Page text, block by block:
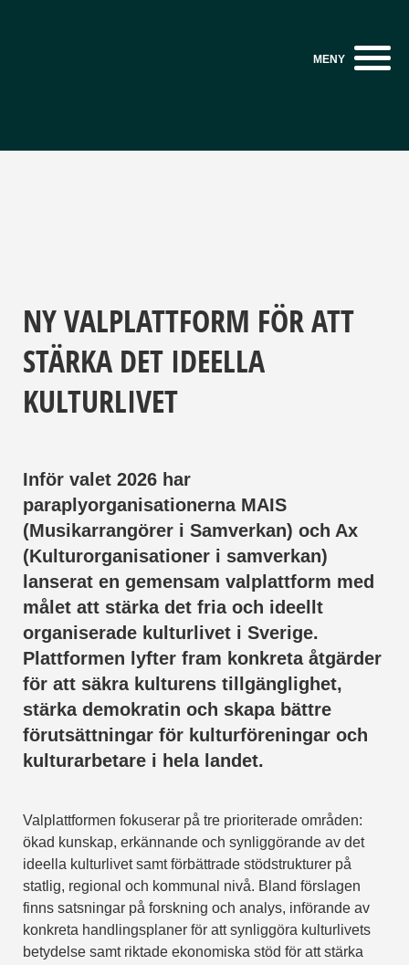
NY VALPLATTFORM FÖR ATT
STÄRKA DET IDEELLA
KULTURLIVET
Inför valet 2026 har
paraplyorganisationerna MAIS
(Musikarrangörer i Samverkan) och Ax
(Kulturorganisationer i samverkan)
lanserat en gemensam valplattform med
målet att stärka det fria och ideellt
organiserade kulturlivet i Sverige.
Plattformen lyfter fram konkreta åtgärder
för att säkra kulturens tillgänglighet,
stärka demokratin och skapa bättre
förutsättningar för kulturföreningar och
kulturarbetare i hela landet.
Valplattformen fokuserar på tre prioriterade områden:
ökad kunskap, erkännande och synliggörande av det
ideella kulturlivet samt förbättrade stödstrukturer på
statlig, regional och kommunal nivå. Bland förslagen
finns satsningar på forskning och analys, införande av
konkreta handlingsplaner för att synliggöra kulturlivets
betydelse samt riktade ekonomiska stöd för att stärka